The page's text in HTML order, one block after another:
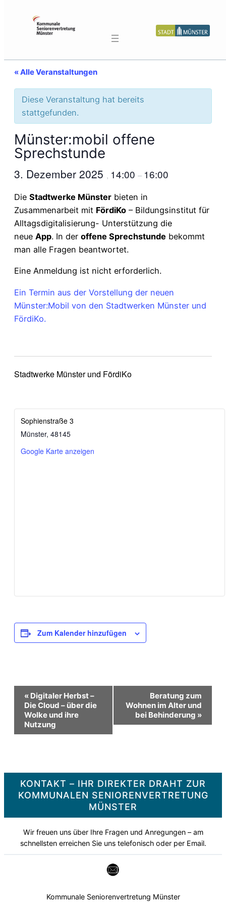
« Alle Veranstaltungen
Diese Veranstaltung hat bereits
stattgefunden.
Münster:mobil offene
Sprechstunde
3. Dezember 2025 , 14:00 – 16:00
Die Stadtwerke Münster bieten in
Zusammenarbeit mit FördiKo – Bildungsinstitut für
Alltagsdigitalisierung- Unterstützung die
neue App. In der offene Sprechstunde bekommt
man alle Fragen beantwortet.
Eine Anmeldung ist nicht erforderlich.
Ein Termin aus der Vorstellung der neuen
Münster:Mobil von den Stadtwerken Münster und
FördiKo.
Stadtwerke Münster und FördiKo
Sophienstraße 3
Münster, 48145
Google Karte anzeigen
Zum Kalender hinzufügen
Veranstaltung-
Navigation
« Digitaler Herbst –
Die Cloud – über die
Wolke und ihre
Nutzung
Beratung zum
Wohnen im Alter und
bei Behinderung »
KONTAKT – IHR DIREKTER DRAHT ZUR
KOMMUNALEN SENIORENVERTRETUNG
MÜNSTER
Wir freuen uns über Ihre Fragen und Anregungen – am
schnellsten erreichen Sie uns telefonisch oder per Email.
Kommunale Seniorenvertretung Münster